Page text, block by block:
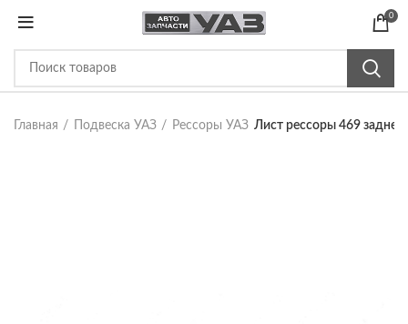
0
Главная Подвеска УАЗ Рессоры УАЗ Лист рессоры 469